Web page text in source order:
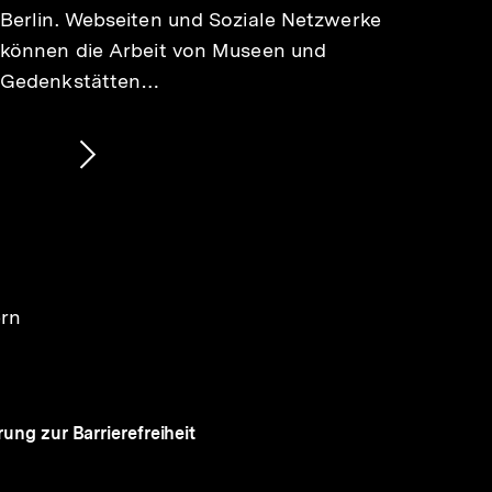
Berlin. Webseiten und Soziale Netzwerke
können die Arbeit von Museen und
Gedenkstätten…
Nächsten
zur Barrierefreiheit